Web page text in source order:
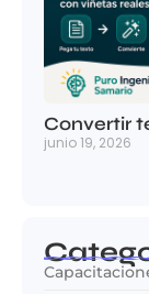
Convertir
junio 19, 2026